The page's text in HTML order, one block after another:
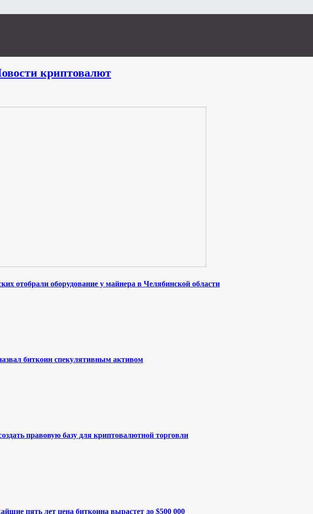
криптовалют
отобрали оборудование у майнера в Челябинской области
биткоин спекулятивным активом
правовую базу для криптовалютной торговли
пять лет цена биткоина вырастет до $500 000